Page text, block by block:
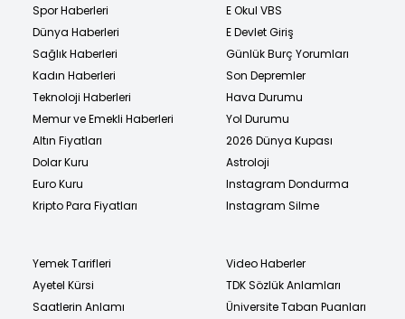
Spor Haberleri
Dünya Haberleri
Sağlık Haberleri
Kadın Haberleri
Teknoloji Haberleri
Memur ve Emekli Haberleri
Altın Fiyatları
Dolar Kuru
Euro Kuru
Kripto Para Fiyatları
E Okul VBS
E Devlet Giriş
Günlük Burç Yorumları
Son Depremler
Hava Durumu
Yol Durumu
2026 Dünya Kupası
Astroloji
Instagram Dondurma
Instagram Silme
Yemek Tarifleri
Ayetel Kürsi
Saatlerin Anlamı
Video Haberler
TDK Sözlük Anlamları
Üniversite Taban Puanları